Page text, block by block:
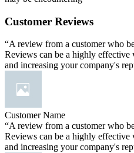
Customer Reviews
“A review from a customer who
Reviews can be a highly
and increasing your company's
Customer Name
“A review from a customer who
Reviews can be a highly
and increasing your company's